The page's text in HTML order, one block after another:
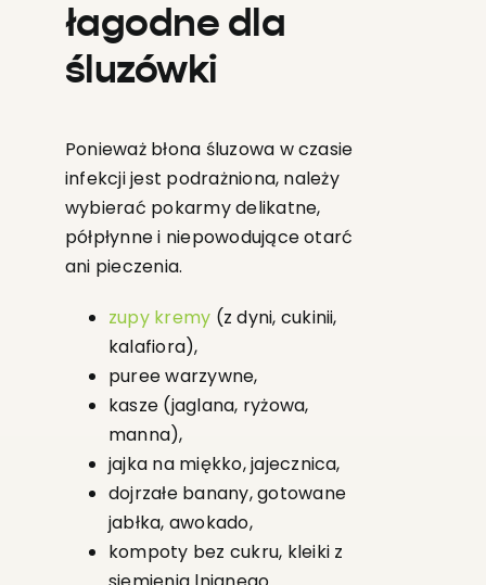
łagodne dla
śluzówki
Ponieważ błona śluzowa w czasie
infekcji jest podrażniona, należy
wybierać pokarmy delikatne,
półpłynne i niepowodujące otarć
ani pieczenia.
zupy kremy (z dyni, cukinii,
kalafiora),
puree warzywne,
kasze (jaglana, ryżowa,
manna),
jajka na miękko, jajecznica,
dojrzałe banany, gotowane
jabłka, awokado,
kompoty bez cukru, kleiki z